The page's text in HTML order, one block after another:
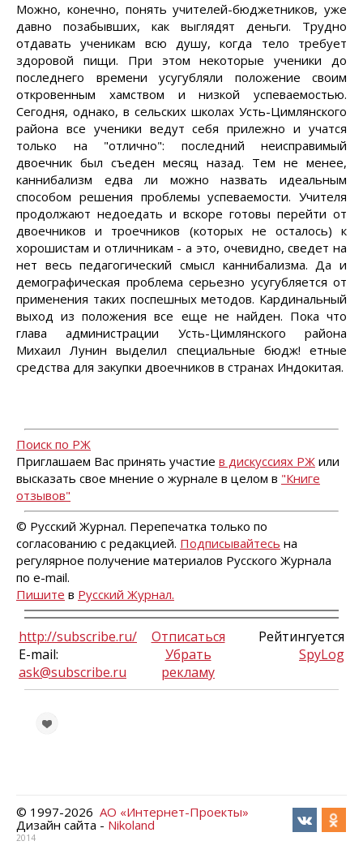
Можно, конечно, понять учителей-бюджетников, уже
давно позабывших, как выглядят деньги. Трудно
отдавать ученикам всю душу, когда тело требует
здоровой пищи. При этом некоторые ученики до
последнего времени усугубляли положение своим
откровенным хамством и низкой успеваемостью.
Сегодня, однако, в сельских школах Усть-Цимлянского
района все ученики ведут себя прилежно и учатся
только на "отлично": последний неисправимый
двоечник был съеден месяц назад. Тем не менее,
каннибализм едва ли можно назвать идеальным
способом решения проблемы успеваемости. Учителя
продолжают недоедать и вскоре готовы перейти от
двоечников и троечников (которых не осталось) к
хорошистам и отличникам - а это, очевидно, сведет на
нет весь педагогический смысл каннибализма. Да и
демографическая проблема серьезно усугубляется от
применения таких поспешных методов. Кардинальный
выход из положения все еще не найден. Пока что
глава администрации Усть-Цимлянского района
Михаил Лунин выделил специальные бюдж! етные
средства для закупки двоечников в странах Индокитая.
Поиск по РЖ
Приглашаем Вас принять участие в дискуссиях РЖ или
высказать свое мнение о журнале в целом в "Книге
отзывов"
© Русский Журнал. Перепечатка только по
согласованию с редакцией. Подписывайтесь на
регулярное получение материалов Русского Журнала
по e-mail.
Пишите в Русский Журнал.
http://subscribe.ru/
E-mail:
ask@subscribe.ru
Отписаться
Убрать
рекламу
Рейтингуется
SpyLog
© 1997-2026 АО «Интернет-Проекты»
Дизайн сайта - Nikoland
2014